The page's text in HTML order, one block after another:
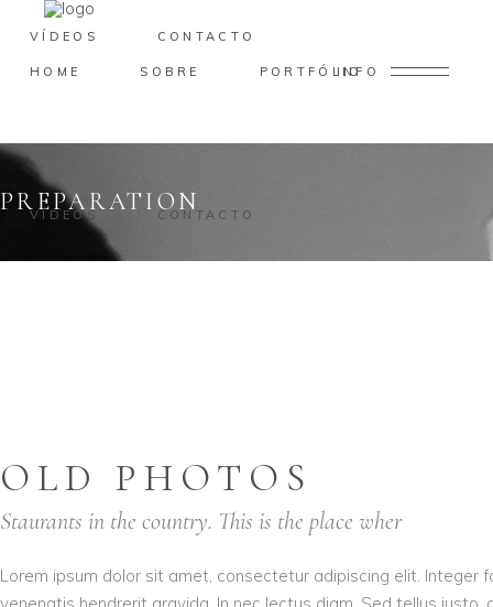
HOME SOBRE PORTFÓLIO
VÍDEOS CONTACTO
INFO
VÍDEOS CONTACTO
PREPARATION
OLD PHOTOS
Staurants in the country. This is the place wher
Lorem ipsum dolor sit amet, consectetur adipiscing elit. Integer